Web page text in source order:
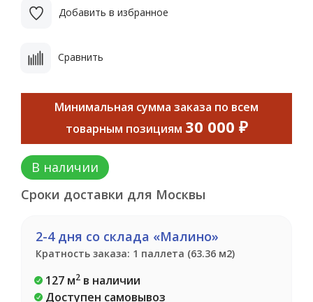
Добавить в избранное
Сравнить
Минимальная сумма заказа по всем
товарным позициям 30 000 ₽
В наличии
Сроки доставки для Москвы
2-4 дня со склада «Малино»
Кратность заказа: 1 паллета (63.36 м2)
127 м2 в наличии
Доступен самовывоз